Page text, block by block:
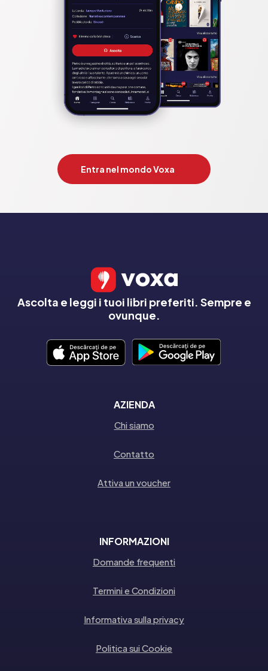
Entra nel mondo Voxa
Ascolta e leggi i tuoi libri preferiti. Sempre e
ovunque.
AZIENDA
Chi siamo
Contatto
Attiva un voucher
INFORMAZIONI
Domande frequenti
Termini e Condizioni
Informativa sulla privacy
Politica sui Cookie